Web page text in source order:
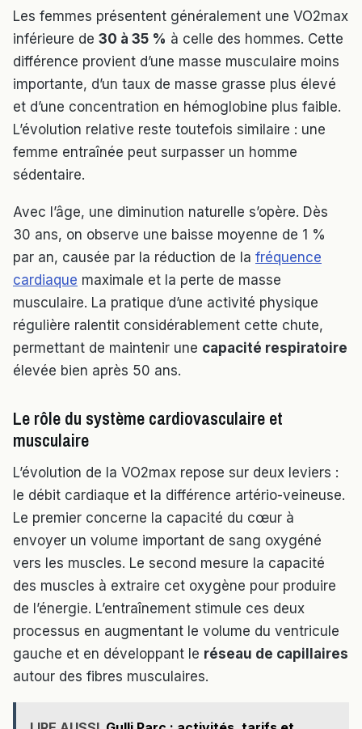
Les femmes présentent généralement une VO2max
inférieure de 30 à 35 % à celle des hommes. Cette
différence provient d’une masse musculaire moins
importante, d’un taux de masse grasse plus élevé
et d’une concentration en hémoglobine plus faible.
L’évolution relative reste toutefois similaire : une
femme entraînée peut surpasser un homme
sédentaire.
Avec l’âge, une diminution naturelle s’opère. Dès
30 ans, on observe une baisse moyenne de 1 %
par an, causée par la réduction de la fréquence
cardiaque maximale et la perte de masse
musculaire. La pratique d’une activité physique
régulière ralentit considérablement cette chute,
permettant de maintenir une capacité respiratoire
élevée bien après 50 ans.
Le rôle du système cardiovasculaire et
musculaire
L’évolution de la VO2max repose sur deux leviers :
le débit cardiaque et la différence artério-veineuse.
Le premier concerne la capacité du cœur à
envoyer un volume important de sang oxygéné
vers les muscles. Le second mesure la capacité
des muscles à extraire cet oxygène pour produire
de l’énergie. L’entraînement stimule ces deux
processus en augmentant le volume du ventricule
gauche et en développant le réseau de capillaires
autour des fibres musculaires.